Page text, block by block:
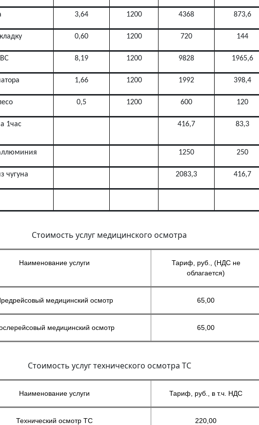
3,64 1200 4368 873,6
0,60 1200 720 144
8,19 1200 9828 1965,6
1,66 1200 1992 398,4
0,5 1200 600 120
1час 416,7 83,3
1250 250
чугуна 2083,3 416,7
Стоимость услуг медицинского осмотра
Наименование услуги
Тариф, руб., (НДС не
облагается)
медицинский осмотр 65,00
медицинский осмотр 65,00
Стоимость услуг технического осмотра ТС
Наименование услуги Тариф, руб., в т.ч. НДС
Технический осмотр ТС 220,00